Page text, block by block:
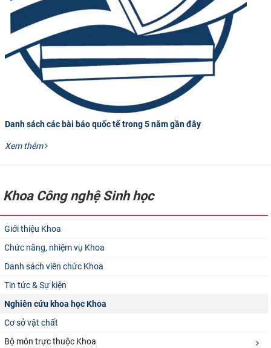
Danh sách các bài báo quốc tế trong 5 năm gần đây
Xem thêm
Khoa Công nghệ Sinh học
Giới thiệu Khoa
Chức năng, nhiệm vụ Khoa
Danh sách viên chức Khoa
Tin tức & Sự kiện
Nghiên cứu khoa học Khoa
Cơ sở vật chất
Bộ môn trực thuộc Khoa